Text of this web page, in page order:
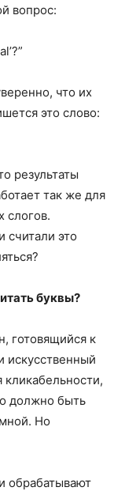
вопрос:
что их
это слово:
результаты
так же для
слогов.
это
буквы?
готовящийся к
искусственный
должно быть
Но
обрабатывают